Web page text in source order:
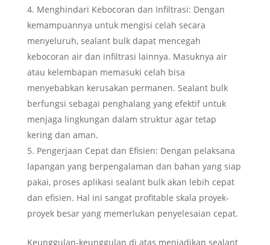
Menghindari Kebocoran dan Infiltrasi: Dengan
kemampuannya untuk mengisi celah secara
menyeluruh, sealant bulk dapat mencegah
kebocoran air dan infiltrasi lainnya. Masuknya air
atau kelembapan memasuki celah bisa
menyebabkan kerusakan permanen. Sealant bulk
berfungsi sebagai penghalang yang efektif untuk
menjaga lingkungan dalam struktur agar tetap
kering dan aman.
Pengerjaan Cepat dan Efisien: Dengan pelaksana
lapangan yang berpengalaman dan bahan yang siap
pakai, proses aplikasi sealant bulk akan lebih cepat
dan efisien. Hal ini sangat profitable skala proyek-
proyek besar yang memerlukan penyelesaian cepat.
Keunggulan-keunggulan di atas menjadikan sealant